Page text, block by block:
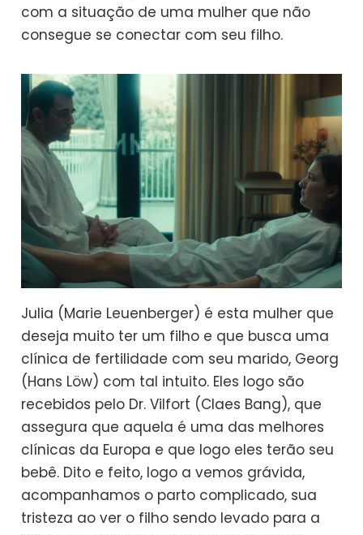
com a situação de uma mulher que não
consegue se conectar com seu filho.
Julia (Marie Leuenberger) é esta mulher que
deseja muito ter um filho e que busca uma
clínica de fertilidade com seu marido, Georg
(Hans Löw) com tal intuito. Eles logo são
recebidos pelo Dr. Vilfort (Claes Bang), que
assegura que aquela é uma das melhores
clínicas da Europa e que logo eles terão seu
bebê. Dito e feito, logo a vemos grávida,
acompanhamos o parto complicado, sua
tristeza ao ver o filho sendo levado para a